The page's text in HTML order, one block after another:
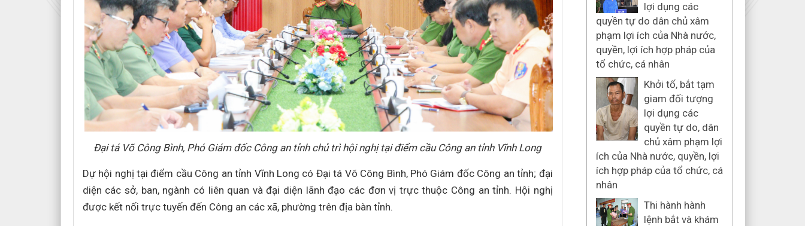
Đại tá Võ Công Bình, Phó Giám đốc Công an tỉnh chủ trì hội nghị tại điểm cầu Công an tỉnh Vĩnh Long
Dự hội nghị tại điểm cầu Công an tỉnh Vĩnh Long có Đại tá Võ Công Bình, Phó Giám đốc Công an tỉnh; đại
diện các sở, ban, ngành có liên quan và đại diện lãnh đạo các đơn vị trực thuộc Công an tỉnh. Hội nghị
được kết nối trực tuyến đến Công an các xã, phường trên địa bàn tỉnh.
lợi dụng các
quyền tự do dân chủ xâm
phạm lợi ích của Nhà nước,
quyền, lợi ích hợp pháp của
tổ chức, cá nhân
Khởi tố, bắt tạm
giam đối tượng
lợi dụng các
quyền tự do, dân
chủ xâm phạm lợi
ích của Nhà nước, quyền, lợi
ích hợp pháp của tổ chức, cá
nhân
Thi hành hành
lệnh bắt và khám